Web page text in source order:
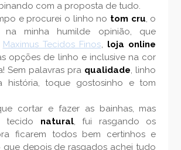
com a proposta de tudo.
e procurei o linho no tom cru, o
na minha humilde opinião, que
Maximus Tecidos Finos, loja online
opções de linho e inclusive na cor
Sem palavras pra qualidade, linho
história, toque gostosinho e tom
cortar e fazer as bainhas, mas
tecido natural, fui rasgando os
ficarem todos bem certinhos e
que depois de rasgados achei tudo